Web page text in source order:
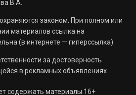
В.А.
законом. При полном или
материалов ссылка на
(в интернете — гиперссылка).
за достоверность
в рекламных объявлениях.
содержать материалы 16+